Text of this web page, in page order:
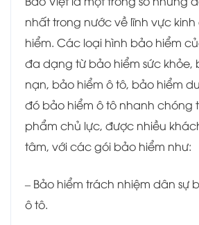
nhất trong nước về lĩnh vực
hiểm. Các loại hình bảo hiểm
đa dạng từ bảo hiểm sức khỏe,
nạn, bảo hiểm ô tô, bảo hiểm
đó bảo hiểm ô tô nhanh chóng
phẩm chủ lực, được nhiều
tâm, với các gói bảo hiểm như:
– Bảo hiểm trách nhiệm dân sự
ô tô.